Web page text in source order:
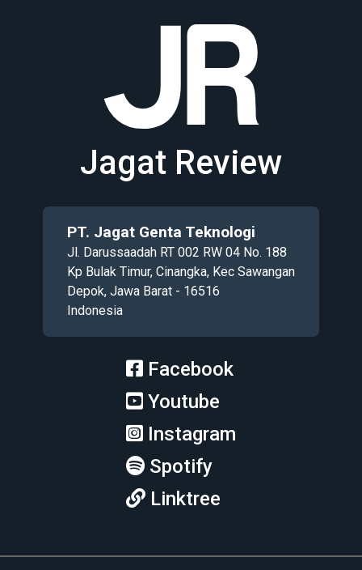
Jagat Review
PT. Jagat Genta Teknologi
Jl. Darussaadah RT 002 RW 04 No. 188
Kp Bulak Timur, Cinangka, Kec Sawangan
Depok, Jawa Barat - 16516
Indonesia
Facebook
Youtube
Instagram
Spotify
Linktree